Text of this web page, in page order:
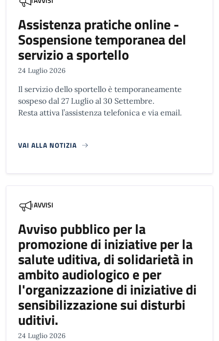
Assistenza pratiche online -
Sospensione temporanea del
servizio a sportello
24 Luglio 2026
Il servizio dello sportello è temporaneamente
sospeso dal 27 Luglio al 30 Settembre.
Resta attiva l’assistenza telefonica e via email.
VAI ALLA NOTIZIA
AVVISI
Avviso pubblico per la
promozione di iniziative per la
salute uditiva, di solidarietà in
ambito audiologico e per
l'organizzazione di iniziative di
sensibilizzazione sui disturbi
uditivi.
24 Luglio 2026